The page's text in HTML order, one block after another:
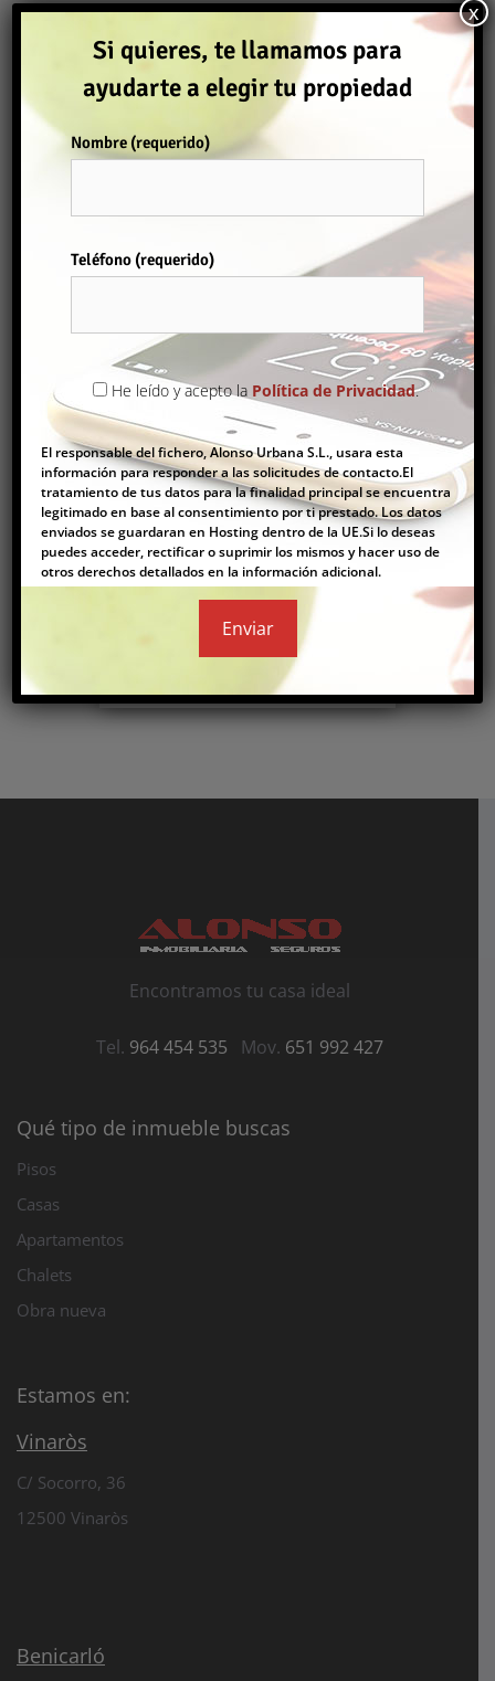
Buscar
ALQUILER(1)
TODAS ALQUILER COMPRAR
Ordenar por
Alquiler
Comprar
LOCAL EN VINARÒS VENTA O ALQUILER
120 m 2
Si quieres, te llamamos para
ayudarte a elegir tu propiedad
Nombre (requerido)
Por favor, deja este campo vacío.
Teléfono (requerido)
He leído y acepto la Política de Privacidad.
El responsable del fichero, Alonso Urbana S.L., usara esta
información para responder a las solicitudes de contacto.El
tratamiento de tus datos para la finalidad principal se encuentra
legitimado en base al consentimiento por ti prestado. Los datos
enviados se guardaran en Hosting dentro de la UE.Si lo deseas
puedes acceder, rectificar o suprimir los mismos y hacer uso de
otros derechos detallados en la información adicional.
x
Encontramos tu casa ideal
Tel. 964 454 535 Mov. 651 992 427
Qué tipo de inmueble buscas
Pisos
Casas
Apartamentos
Chalets
Obra nueva
Estamos en:
Vinaròs
C/ Socorro, 36
12500 Vinaròs
Benicarló